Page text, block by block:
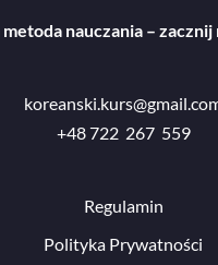
nauczania –
+48 722 267 559
Regulamin
Polityka Prywatności